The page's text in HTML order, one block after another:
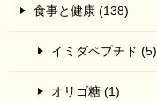
食事と健康 (138)
イミダペプチド (5)
オリゴ糖 (1)